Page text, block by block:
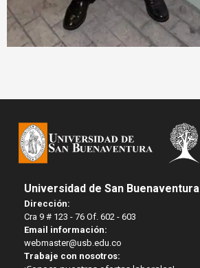
Universidad de San Buenaventura
Dirección:
Cra 9 # 123 - 76 Of. 602 - 603
Email información:
webmaster@usb.edu.co
Trabaje con nosotros: